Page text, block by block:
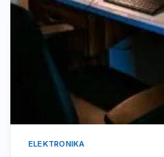
ELEKTRONIKA